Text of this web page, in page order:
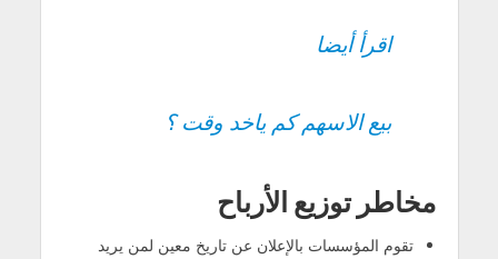
اقرأ أيضا
بيع الاسهم كم ياخد وقت ؟
مخاطر توزيع الأرباح
تقوم المؤسسات بالإعلان عن تاريخ معين لمن يريد